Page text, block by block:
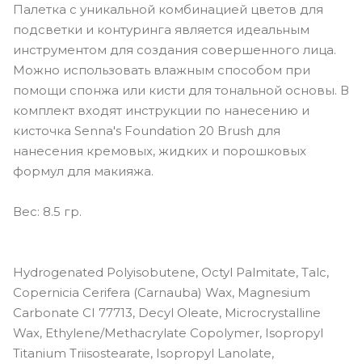
Палетка с уникальной комбинацией цветов для
подсветки и контуринга является идеальным
инструментом для создания совершенного лица.
Можно использовать влажным способом при
помощи спонжа или кисти для тональной основы. В
комплект входят инструкции по нанесению и
кисточка Senna's Foundation 20 Brush для
нанесения кремовых, жидких и порошковых
формул для макияжа.
Вес: 8.5 гр.
Hydrogenated Polyisobutene, Octyl Palmitate, Talc,
Copernicia Cerifera (Carnauba) Wax, Magnesium
Carbonate CI 77713, Decyl Oleate, Microcrystalline
Wax, Ethylene/Methacrylate Copolymer, Isopropyl
Titanium Triisostearate, Isopropyl Lanolate,